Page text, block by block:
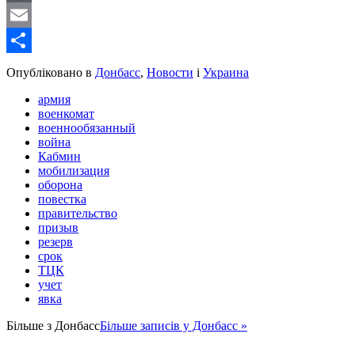
WordPress
Email
Share
Опубліковано в Донбасс, Новости і Украина
армия
военкомат
военнообязанный
война
Кабмин
мобилизация
оборона
повестка
правительство
призыв
резерв
срок
ТЦК
учет
явка
Більше з ДонбассБільше записів у Донбасс »